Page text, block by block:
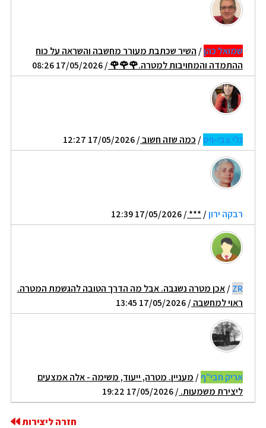
שמואל כהן/השיר שכתבת מעורר מחשבה והשראה על כוח
ההתמדה והמחויבות למטרה.🌹🌹🌹/ 17/05/2026 08:26
גלי צבי-ויס/כמה שזה חשוב/ 17/05/2026 12:27
רבקה ירון/
***
/ 17/05/2026 12:39
ZR
/אכן מטרה נשגבה. אבל מה הדרך הטובה להגשמת המטרה.
ראוי למחשבה/ 17/05/2026 13:45
אריק חבי"ף/מעניין. מטרה, ייעוד, משימה - אלה אמצעים
ליצירת משמעות./ 17/05/2026 19:22
חזרה ליצירות